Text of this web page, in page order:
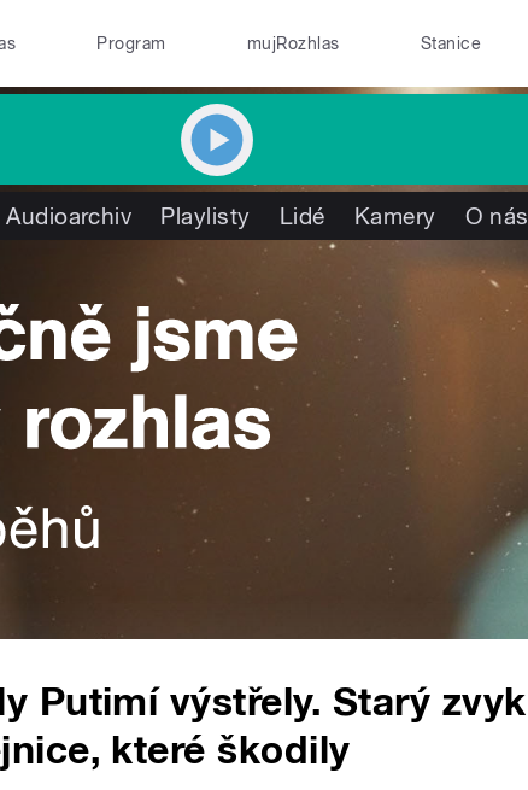
Program mujRozhlas Stanice
Audioarchiv Playlisty Lidé Kamery O nás
Putimí výstřely. Starý zvyk
které škodily